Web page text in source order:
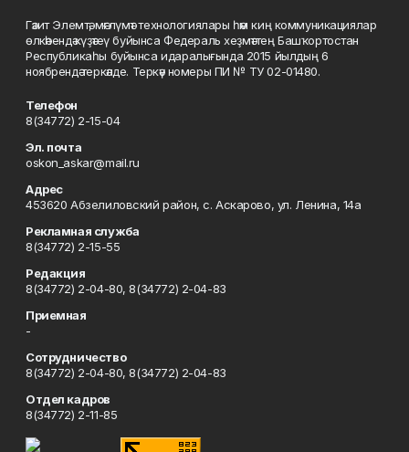
Гәзит Элемтә, мәғлүмәт технологиялары һәм киң коммуникациялар
өлкәһендә күҙәтеү буйынса Федераль хеҙмәттең Башҡортостан
Республикаһы буйынса идаралығында 2015 йылдың 6
ноябрендә теркәлде. Теркәү номеры ПИ № ТУ 02-01480.
Телефон
8(34772) 2-15-04
Эл. почта
oskon_askar@mail.ru
Адрес
453620 Абзелиловский район, с. Аскарово, ул. Ленина, 14а
Рекламная служба
8(34772) 2-15-55
Редакция
8(34772) 2-04-80, 8(34772) 2-04-83
Приемная
-
Сотрудничество
8(34772) 2-04-80, 8(34772) 2-04-83
Отдел кадров
8(34772) 2-11-85